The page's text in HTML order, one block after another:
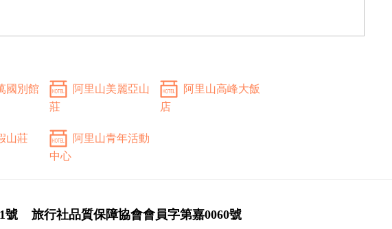
國別館
阿里山美麗亞山
莊
阿里山高峰大飯
店
山莊
阿里山青年活動
中心
號 旅行社品質保障協會會員字第嘉0060號